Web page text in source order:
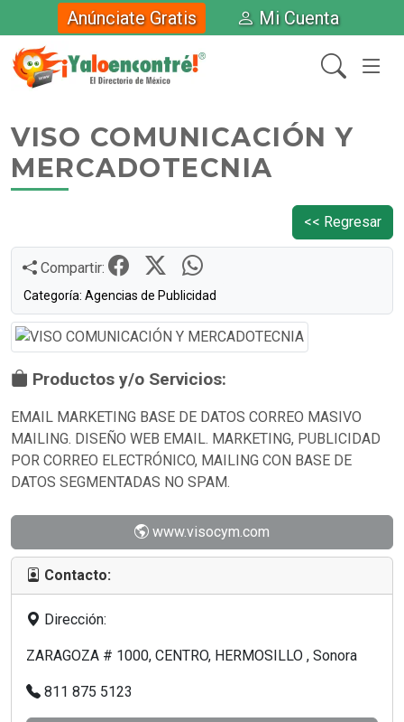
Anúnciate Gratis Mi Cuenta
VISO COMUNICACIÓN Y
MERCADOTECNIA
<< Regresar
Compartir:
Categoría: Agencias de Publicidad
Productos y/o Servicios:
EMAIL MARKETING BASE DE DATOS CORREO MASIVO
MAILING. DISEÑO WEB EMAIL. MARKETING, PUBLICIDAD
POR CORREO ELECTRÓNICO, MAILING CON BASE DE
DATOS SEGMENTADAS NO SPAM.
www.visocym.com
Contacto:
Dirección:
ZARAGOZA # 1000, CENTRO, HERMOSILLO , Sonora
811 875 5123